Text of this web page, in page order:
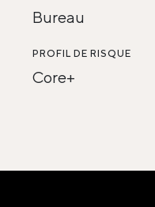
Bureau
PROFIL DE RISQUE
Core+